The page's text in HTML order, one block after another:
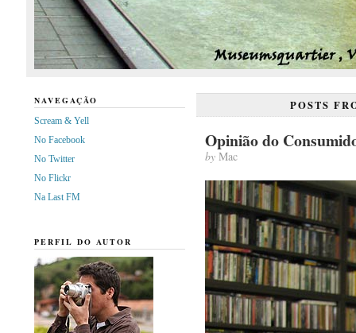
POSTS
Opinião do
byMac
NAVEGAÇÃO
Scream & Yell
No Facebook
No Twitter
No Flickr
Na Last FM
PERFIL DO AUTOR